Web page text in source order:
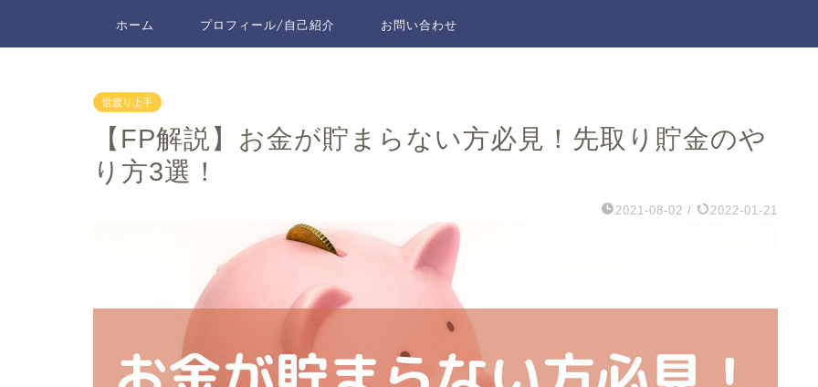
ホーム プロフィール/自己紹介 お問い合わせ
世渡り上手
【FP解説】お金が貯まらない方必見！先取り貯金のや
り方3選！
2021-08-02 / 2022-01-21